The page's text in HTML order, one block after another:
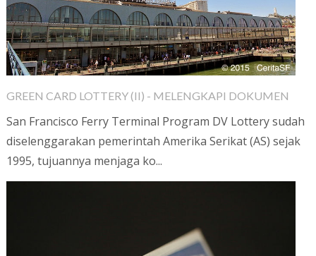
GREEN CARD LOTTERY (II) - MELENGKAPI DOKUMEN
San Francisco Ferry Terminal Program DV Lottery sudah
diselenggarakan pemerintah Amerika Serikat (AS) sejak
1995, tujuannya menjaga ko...